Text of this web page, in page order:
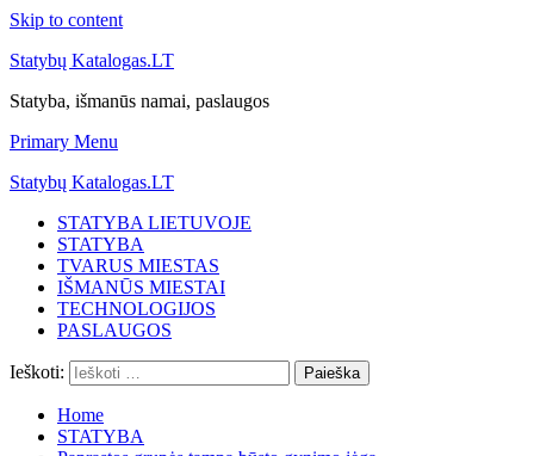
Skip to content
Statybų Katalogas.LT
Statyba, išmanūs namai, paslaugos
Primary Menu
Statybų Katalogas.LT
STATYBA LIETUVOJE
STATYBA
TVARUS MIESTAS
IŠMANŪS MIESTAI
TECHNOLOGIJOS
PASLAUGOS
Ieškoti:
Home
STATYBA